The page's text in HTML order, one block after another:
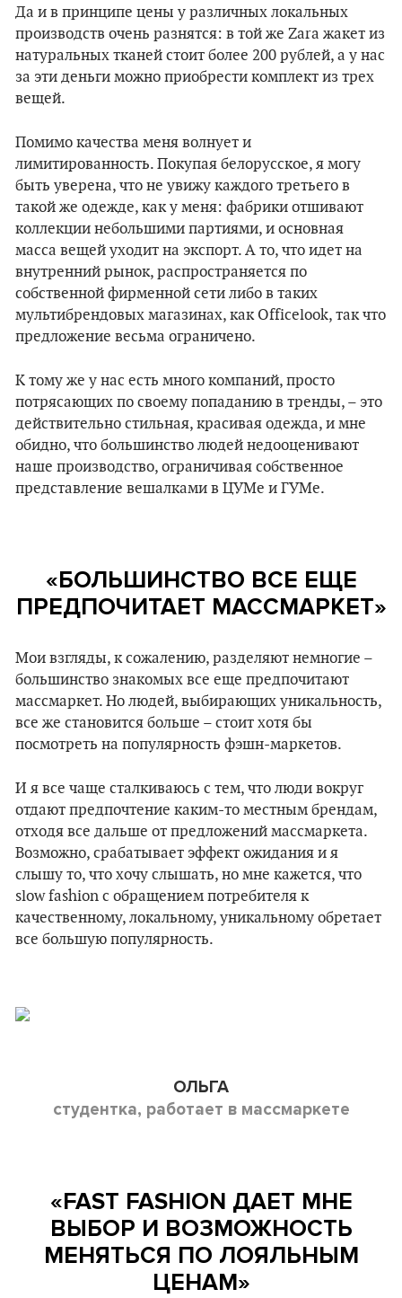
Да и в принципе цены у различных локальных
производств очень разнятся: в той же Zara жакет из
натуральных тканей стоит более 200 рублей, а у нас
за эти деньги можно приобрести комплект из трех
вещей.
Помимо качества меня волнует и
лимитированность. Покупая белорусское, я могу
быть уверена, что не увижу каждого третьего в
такой же одежде, как у меня: фабрики отшивают
коллекции небольшими партиями, и основная
масса вещей уходит на экспорт. А то, что идет на
внутренний рынок, распространяется по
собственной фирменной сети либо в таких
мультибрендовых магазинах, как Officelook, так что
предложение весьма ограничено.
К тому же у нас есть много компаний, просто
потрясающих по своему попаданию в тренды, – это
действительно стильная, красивая одежда, и мне
обидно, что большинство людей недооценивают
наше производство, ограничивая собственное
представление вешалками в ЦУМе и ГУМе.
«БОЛЬШИНСТВО ВСЕ ЕЩЕ
ПРЕДПОЧИТАЕТ МАССМАРКЕТ»
Мои взгляды, к сожалению, разделяют немногие –
большинство знакомых все еще предпочитают
массмаркет. Но людей, выбирающих уникальность,
все же становится больше – стоит хотя бы
посмотреть на популярность фэшн-маркетов.
И я все чаще сталкиваюсь с тем, что люди вокруг
отдают предпочтение каким-то местным брендам,
отходя все дальше от предложений массмаркета.
Возможно, срабатывает эффект ожидания и я
слышу то, что хочу слышать, но мне кажется, что
slow fashion с обращением потребителя к
качественному, локальному, уникальному обретает
все большую популярность.
ОЛЬГА
студентка, работает в массмаркете
«FAST FASHION ДАЕТ МНЕ
ВЫБОР И ВОЗМОЖНОСТЬ
МЕНЯТЬСЯ ПО ЛОЯЛЬНЫМ
ЦЕНАМ»